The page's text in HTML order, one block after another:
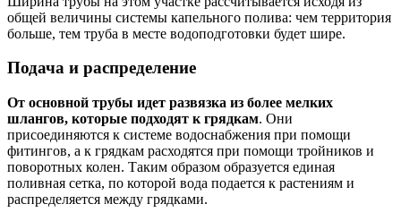
общей величины системы капельного полива: чем территория
больше, тем труба в месте водоподготовки будет шире.
Подача и распределение
От основной трубы идет развязка из более мелких
шлангов, которые подходят к грядкам. Они
присоединяются к системе водоснабжения при помощи
фитингов, а к грядкам расходятся при помощи тройников и
поворотных колен. Таким образом образуется единая
поливная сетка, по которой вода подается к растениям и
распределяется между грядками.